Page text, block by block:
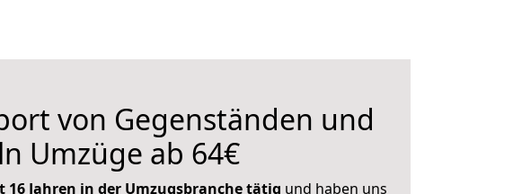
von Gegenständen und
Umzüge ab 64€
16 Jahren in der Umzugsbranche tätig und haben uns